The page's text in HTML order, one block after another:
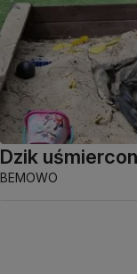
Dzik
BEMOWO